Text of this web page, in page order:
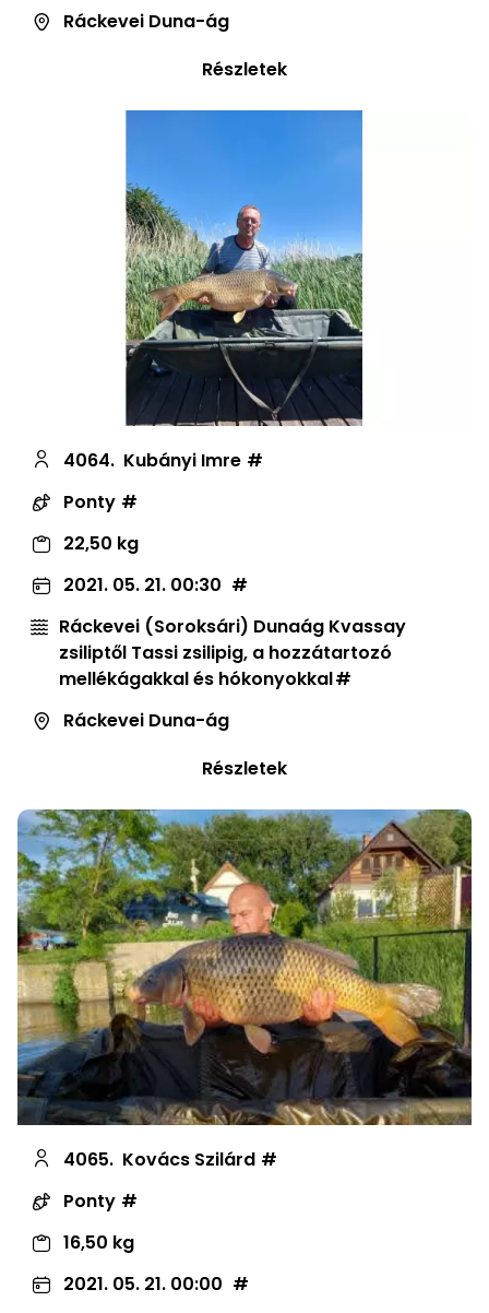
Ráckevei Duna-ág
Részletek
4064. Kubányi Imre
Ponty
22,50 kg
2021. 05. 21. 00:30
Ráckevei (Soroksári) Dunaág Kvassay
zsiliptől Tassi zsilipig, a hozzátartozó
mellékágakkal és hókonyokkal
Ráckevei Duna-ág
Részletek
4065. Kovács Szilárd
Ponty
16,50 kg
2021. 05. 21. 00:00